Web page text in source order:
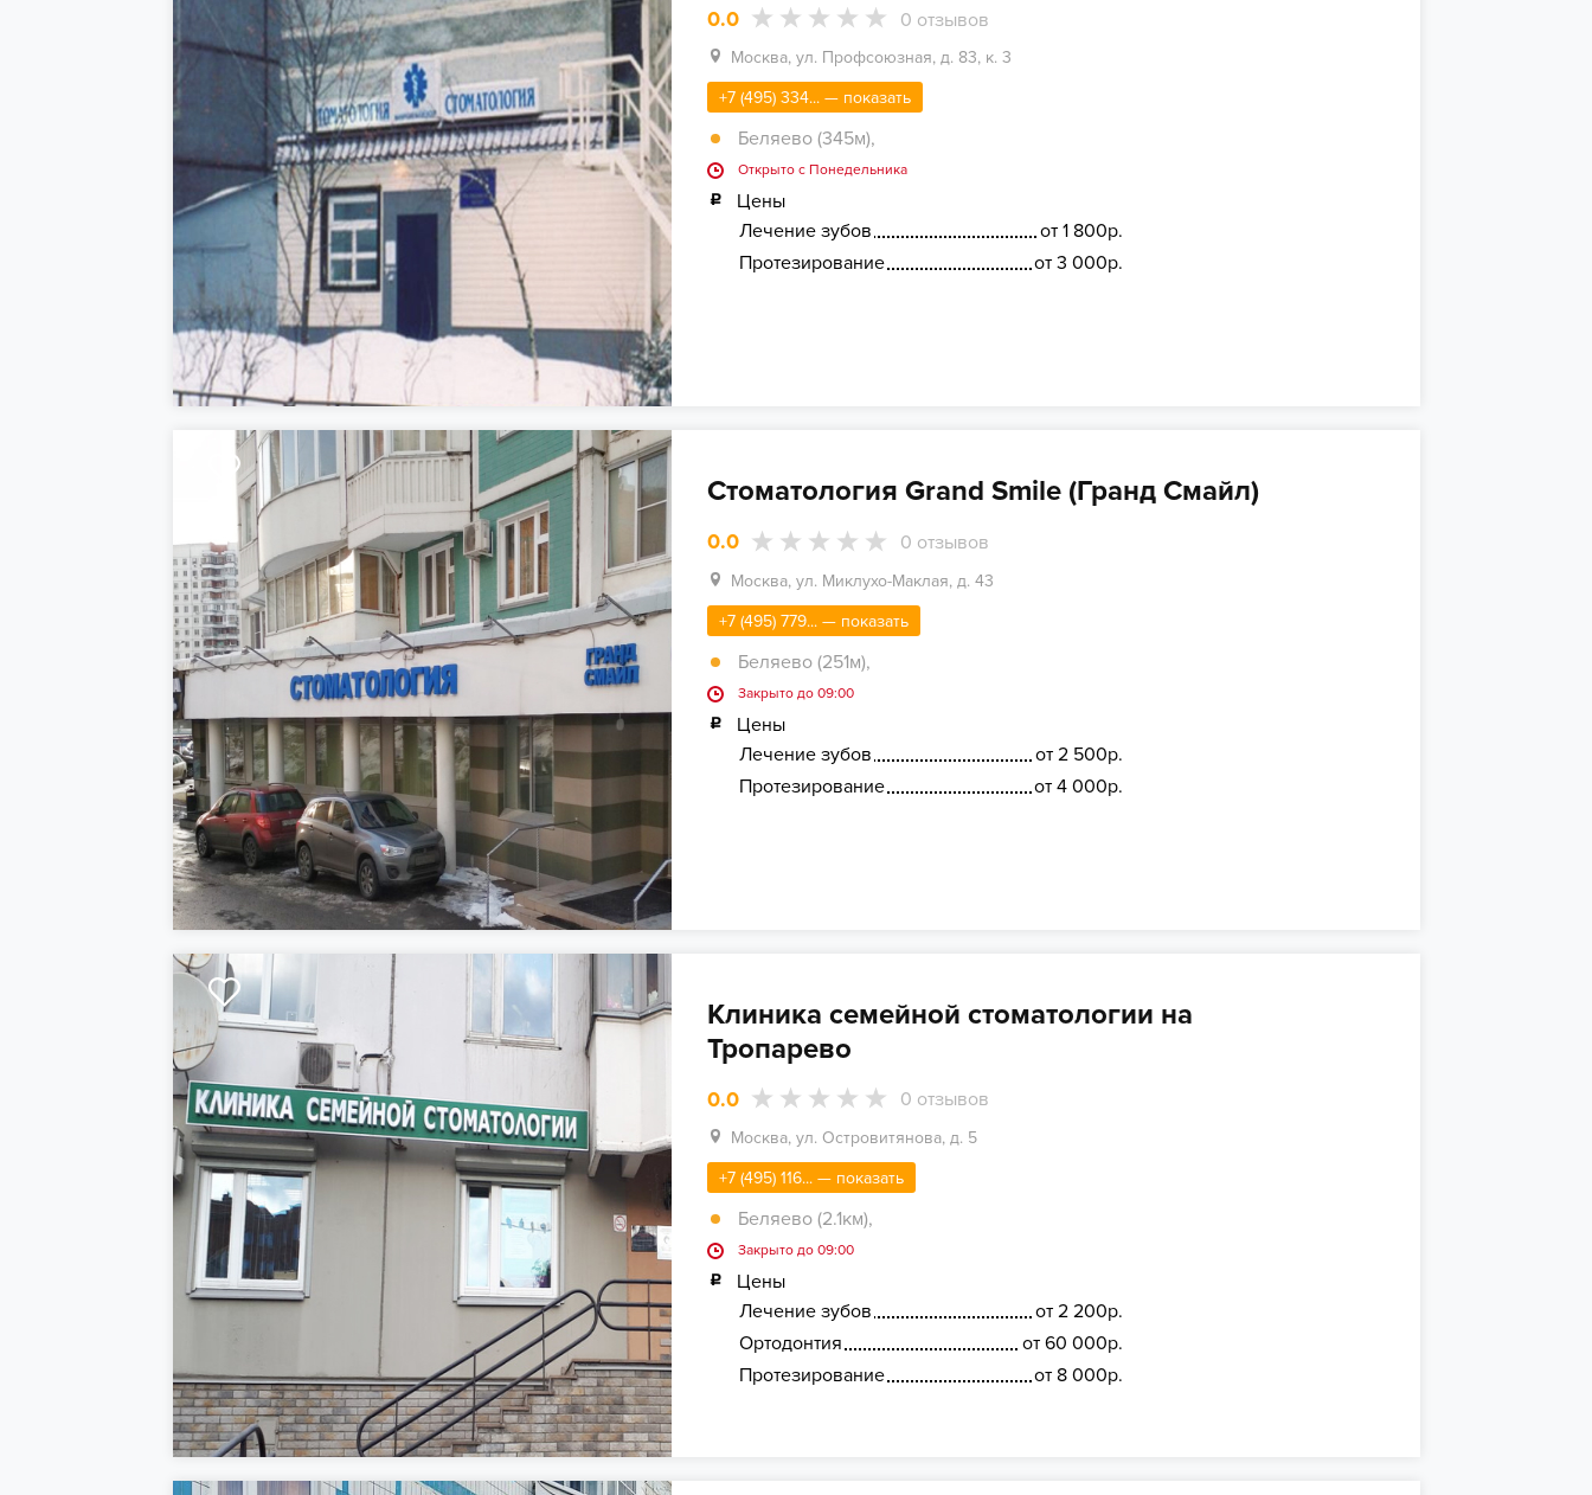
0.0 0 отзывов
Москва, ул. Профсоюзная, д. 83, к. 3
+7 (495) 334... — показать
Беляево (345м),
Открыто c Понедельника
Цены
Лечение зубов
от 1 800р.
Протезирование
от 3 000р.
Стоматология Grand Smile (Гранд Смайл)
0.0 0 отзывов
Москва, ул. Миклухо-Маклая, д. 43
+7 (495) 779... — показать
Беляево (251м),
Закрыто до 09:00
Цены
Лечение зубов
от 2 500р.
Протезирование
от 4 000р.
Клиника семейной стоматологии на
Тропарево
0.0 0 отзывов
Москва, ул. Островитянова, д. 5
+7 (495) 116... — показать
Беляево (2.1км),
Закрыто до 09:00
Цены
Лечение зубов
от 2 200р.
Ортодонтия
от 60 000р.
Протезирование
от 8 000р.